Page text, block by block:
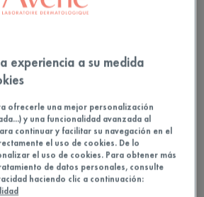
- Piel propensa a
experiencia a su medida
ofrecerle una mejor personalización
y una funcionalidad avanzada al
continuar y facilitar su navegación en el
el uso de cookies. De lo
el uso de cookies. Para obtener más
de datos personales, consulte
haciendo clic a continuación: